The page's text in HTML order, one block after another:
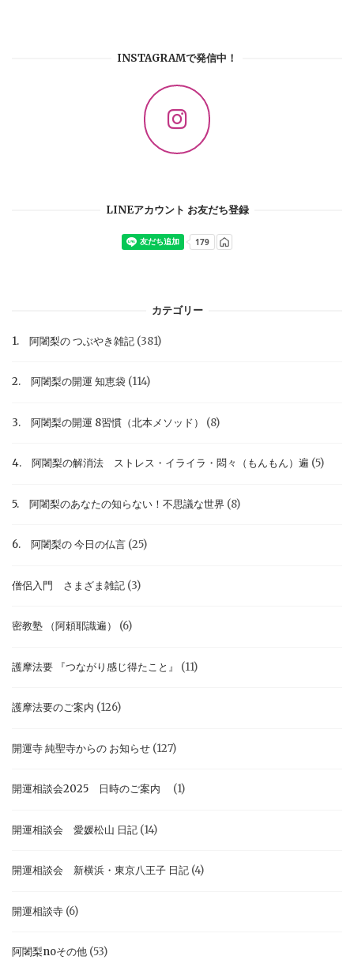
INSTAGRAMで発信中！
LINEアカウント お友だち登録
カテゴリー
1. 阿闍梨の つぶやき雑記 (381)
2. 阿闍梨の開運 知恵袋 (114)
3. 阿闍梨の開運 8習慣（北本メソッド） (8)
4. 阿闍梨の解消法 ストレス・イライラ・悶々（もんもん）遍 (5)
5. 阿闍梨のあなたの知らない！不思議な世界 (8)
6. 阿闍梨の 今日の仏言 (25)
僧侶入門 さまざま雑記 (3)
密教塾 （阿頼耶識遍） (6)
護摩法要 『つながり感じ得たこと』 (11)
護摩法要のご案内 (126)
開運寺 純聖寺からの お知らせ (127)
開運相談会2025 日時のご案内 (1)
開運相談会 愛媛松山 日記 (14)
開運相談会 新横浜・東京八王子 日記 (4)
開運相談寺 (6)
阿闍梨noその他 (53)